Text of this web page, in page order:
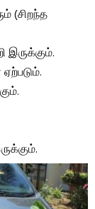
(சிறந்த
இருக்கும்.